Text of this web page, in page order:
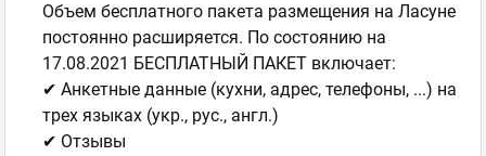
Объем бесплатного пакета размещения на Ласуне
постоянно расширяется. По состоянию на
17.08.2021 БЕСПЛАТНЫЙ ПАКЕТ включает:
✔ Анкетные данные (кухни, адрес, телефоны, ...) на
трех языках (укр., рус., англ.)
✔ Отзывы